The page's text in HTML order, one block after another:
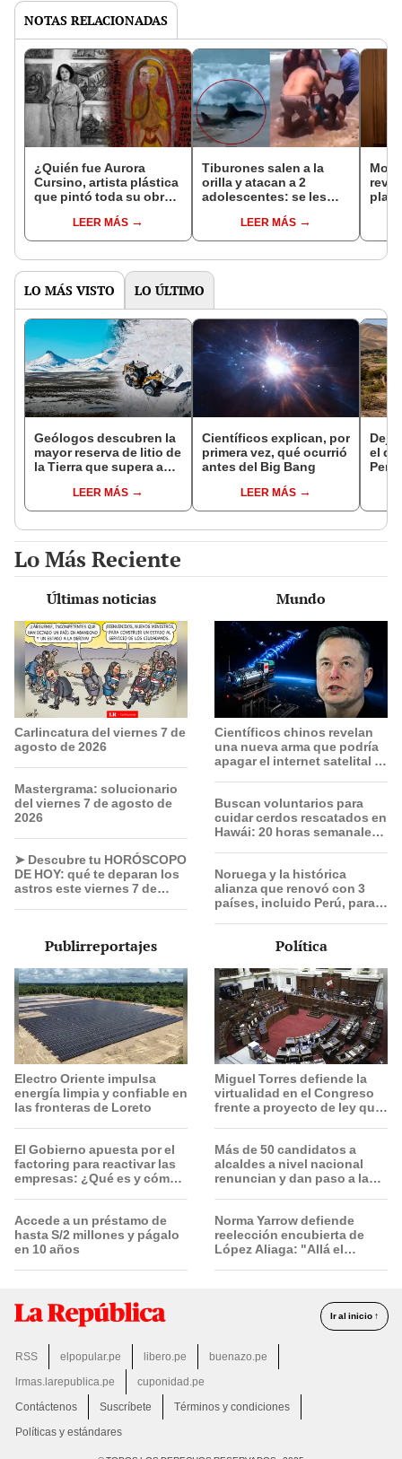
NOTAS RELACIONADAS
¿Quién fue Aurora
Cursino, artista plástica
que pintó toda su obra
institución mental?
LEER MÁS
Tiburones salen a la
orilla y atacan a 2
adolescentes: se les
LEER MÁS
LO MÁS VISTO LO ÚLTIMO
Geólogos descubren la
mayor reserva de litio de
la Tierra que supera a
un supervolcán y su
extracción iniciaría en 2
LEER MÁS
Científicos explican, por
primera vez, qué ocurrió
antes del Big Bang
LEER MÁS
Dejó
el
Lo Más Reciente
Últimas noticias
Carlincatura del viernes 7 de
agosto de 2026
Mastergrama: solucionario
del viernes 7 de agosto de
2026
➤ Descubre tu HORÓSCOPO
DE HOY: qué te deparan los
astros este viernes 7 de
Mundo
Científicos chinos revelan
una nueva arma que podría
apagar el internet satelital y
Buscan voluntarios para
cuidar cerdos rescatados en
Hawái: 20 horas semanales,
Noruega y la histórica
alianza que renovó con 3
países, incluido Perú, para
Publirreportajes
Electro Oriente impulsa
energía limpia y confiable en
las fronteras de Loreto
El Gobierno apuesta por el
factoring para reactivar las
empresas: ¿Qué es y cómo
Accede a un préstamo de
hasta S/2 millones y págalo
en 10 años
Política
Miguel Torres defiende la
virtualidad en el Congreso
frente a proyecto de ley que
Más de 50 candidatos a
alcaldes a nivel nacional
renuncian y dan paso a la
Norma Yarrow defiende
reelección encubierta de
López Aliaga: "Allá el
Ir al inicio ↑
RSS elpopular.pe libero.pe
buenazo.pe
lrmas.larepublica.pe
cuponidad.pe
Contáctenos
Suscríbete
Términos y condiciones
Políticas y estándares